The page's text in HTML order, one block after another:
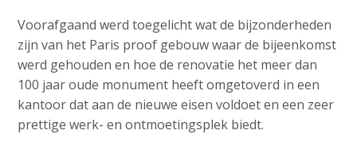
a
i
n
c
o
n
Voorafgaand werd toegelicht wat de bijzonderheden
zijn van het Paris proof gebouw waar de bijeenkomst
werd gehouden en hoe de renovatie het meer dan
100 jaar oude monument heeft omgetoverd in een
kantoor dat aan de nieuwe eisen voldoet en een zeer
prettige werk- en ontmoetingsplek biedt.